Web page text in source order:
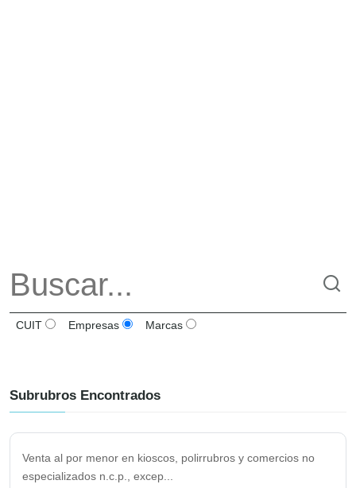
CUIT Empresas Marcas
Subrubros Encontrados
Venta al por menor en kioscos, polirrubros y comercios no
especializados n.c.p., excep